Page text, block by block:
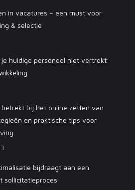
in vacatures – een must voor
& selectie
huidige personeel niet vertrekt:
betrekt bij het online zetten van
en praktische tips voor
bijdraagt aan een
sollicitatieproces